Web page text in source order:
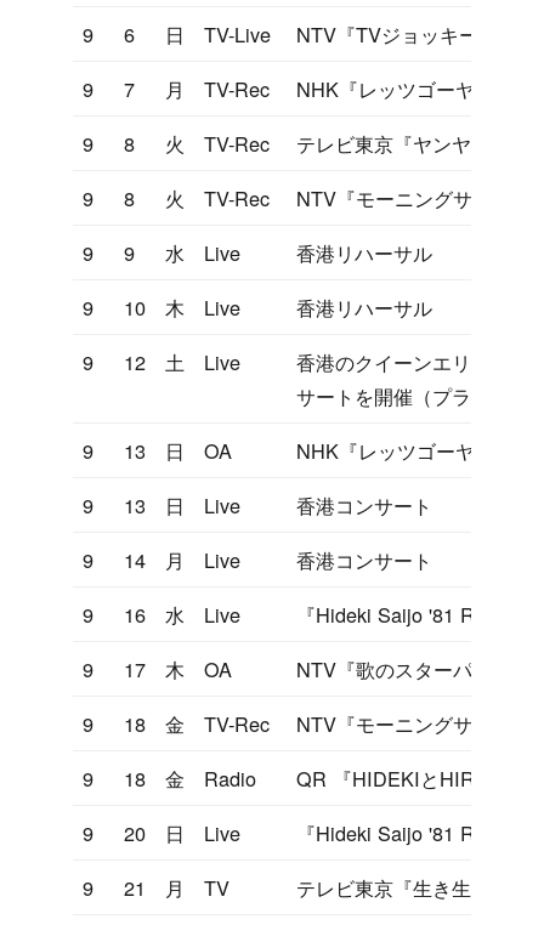
9
6 日 TV-Live
NTV『TVジョッキー』
9
7 月 TV-Rec
NHK『レッツゴーヤング』
9
8 火 TV-Rec
テレビ東京『ヤンヤン歌う
9
8 火 TV-Rec
NTV『モーニングサラダ』
9
9 水 Live
香港リハーサル
9
10 木 Live
香港リハーサル
9
12 土 Live
香港のクイーンエリザベス
サートを開催（プラチナデ
9
13 日 OA
NHK『レッツゴーヤング』
9
13 日 Live
香港コンサート
9
14 月 Live
香港コンサート
9
16 水 Live
『Hideki Saijo '81 Recital
9
17 木 OA
NTV『歌のスターパレード
9
18 金 TV-Rec
NTV『モーニングサラダ』
9
18 金 Radio
QR 『HIDEKIとHIROMIの
9
20 日 Live
『Hideki Saijo '81 Recital
9
21 月 TV
テレビ東京『生き生き2時』